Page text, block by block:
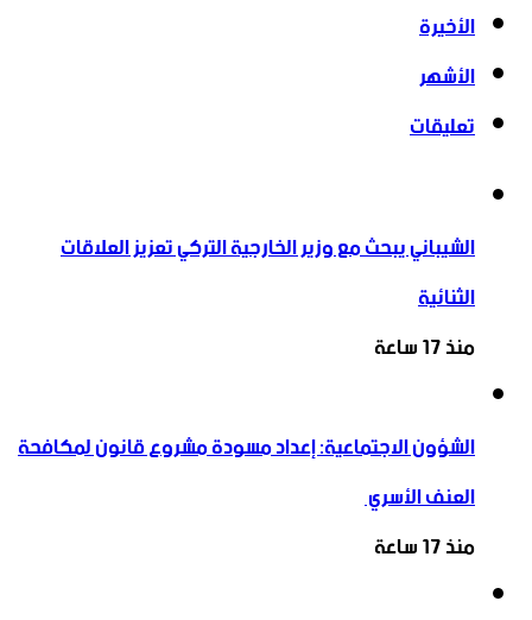
الأخيرة
الأشهر
تعليقات
الشيباني يبحث مع وزير الخارجية التركي تعزيز العلاقات
الثنائية
منذ 17 ساعة
الشؤون الاجتماعية: إعداد مسودة مشروع قانون لمكافحة
العنف الأسري ‏
منذ 17 ساعة